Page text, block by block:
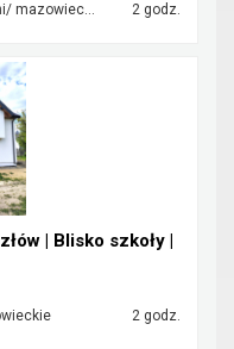
2 godz.
| Blisko szkoły |
2 godz.